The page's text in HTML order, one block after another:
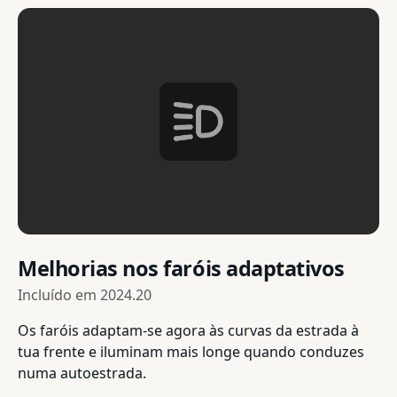
Melhorias nos faróis adaptativos
Incluído em 2024.20
Os faróis adaptam-se agora às curvas da estrada à
tua frente e iluminam mais longe quando conduzes
numa autoestrada.